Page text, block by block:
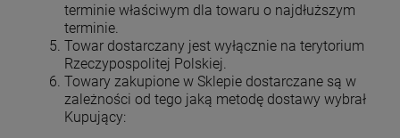
terminie właściwym dla towaru o najdłuższym
terminie.
Towar dostarczany jest wyłącznie na terytorium
Rzeczypospolitej Polskiej.
Towary zakupione w Sklepie dostarczane są w
zależności od tego jaką metodę dostawy wybrał
Kupujący: